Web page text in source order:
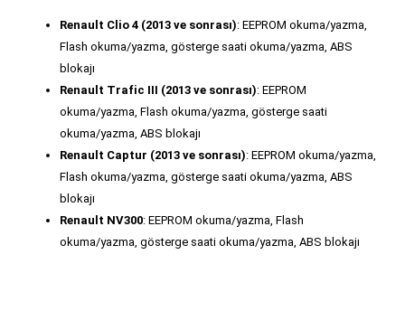
Renault Clio 4 (2013 ve sonrası): EEPROM okuma/yazma,
Flash okuma/yazma, gösterge saati okuma/yazma, ABS
blokajı
Renault Trafic III (2013 ve sonrası): EEPROM
okuma/yazma, Flash okuma/yazma, gösterge saati
okuma/yazma, ABS blokajı
Renault Captur (2013 ve sonrası): EEPROM okuma/yazma,
Flash okuma/yazma, gösterge saati okuma/yazma, ABS
blokajı
Renault NV300: EEPROM okuma/yazma, Flash
okuma/yazma, gösterge saati okuma/yazma, ABS blokajı